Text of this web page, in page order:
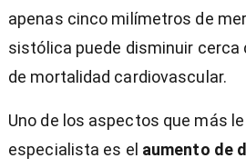
apenas cinco milímetros de
sistólica puede disminuir cerca
de mortalidad cardiovascular.
Uno de los aspectos que más
especialista es el aumento de